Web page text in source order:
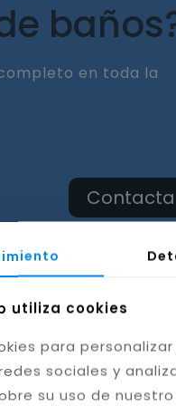
en toda la
de
utiliza cookies
para
sociales y
su uso de